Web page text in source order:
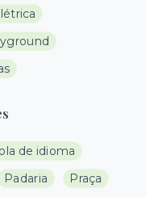
de idioma
Padaria
Praça